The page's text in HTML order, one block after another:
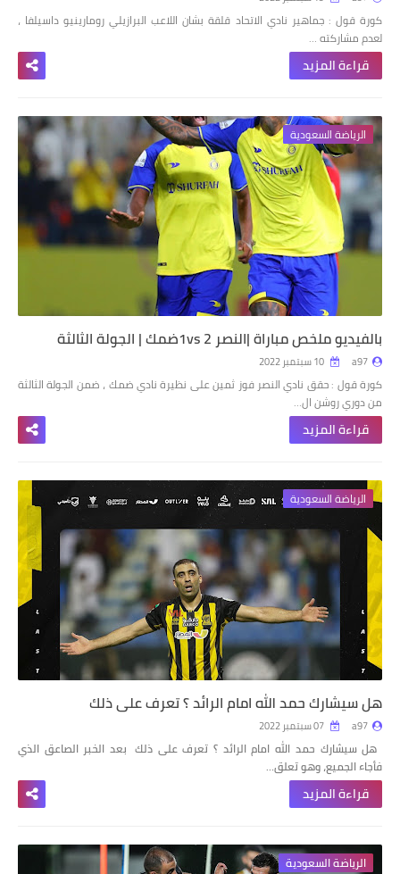
كورة قول : جماهير نادي الاتحاد قلقة بشان اللاعب البرازيلي رومارينيو داسيلفا ،
لعدم مشاركته …
قراءة المزيد
الرياضة السعودية
بالفيديو ملخص مباراة |النصر 1vs 2ضمك | الجولة الثالثة
a97
كورة قول : حقق نادي النصر فوز ثمين على نظيرة نادي ضمك ، ضمن الجولة الثالثة
من دوري روشن ال…
قراءة المزيد
الرياضة السعودية
هل سيشارك حمد الله امام الرائد ؟ تعرف على ذلك
a97
هل سيشارك حمد الله امام الرائد ؟ تعرف على ذلك بعد الخبر الصاعق الذي
فأجاء الجميع، وهو تعلق…
قراءة المزيد
الرياضة السعودية